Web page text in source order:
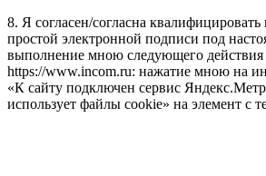
8. Я согласен/согласна квалифицировать
простой электронной подписи под
выполнение мною следующего действия
https://www.incom.ru: нажатие мною на
«К сайту подключен сервис
использует файлы cookie» на элемент с